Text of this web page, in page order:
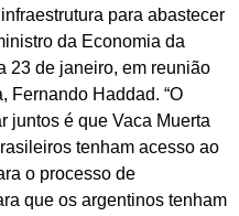
para abastecer
da Economia da
23 de janeiro, em reunião
Fernando Haddad. “O
juntos é que Vaca Muerta
tenham acesso ao
o processo de
que os argentinos tenham